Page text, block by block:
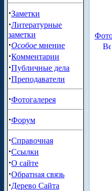
·Заметки
·Литературные
заметки
·Особое мнение
·Комментарии
·Публичные дела
·Преподаватели
·Фотогалерея
·Форум
·Справочная
·Ссылки
·О сайте
·Обратная связь
·Дерево Сайта